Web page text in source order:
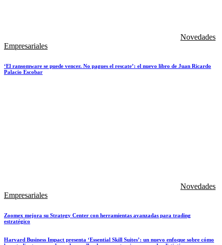
Novedades
Empresariales
‘El ransomware se puede vencer. No pagues el rescate’: el nuevo libro de Juan Ricardo
Palacio Escobar
Novedades
Empresariales
Zoomex mejora su Strategy Center con herramientas avanzadas para trading
estratégico
Harvard Business Impact presenta ‘Essential Skill Suites’: un nuevo enfoque sobre cómo